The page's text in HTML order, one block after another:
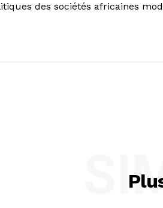
des sociétés africaines